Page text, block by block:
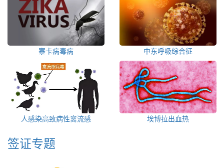
寨卡病毒病 中东呼吸综合征
人感染高致病性禽流感 埃博拉出血热
签证专题